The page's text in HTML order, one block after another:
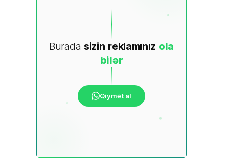
Burada sizin reklamınız ola
bilər
Qiymət al